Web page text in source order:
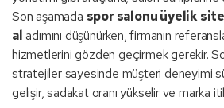
Son aşamada spor salonu üyelik
aladımını düşünürken, firmanın
hizmetlerini gözden geçirmek gerekir.
stratejiler sayesinde müşteri deneyimi
gelişir, sadakat oranı yükselir ve marka